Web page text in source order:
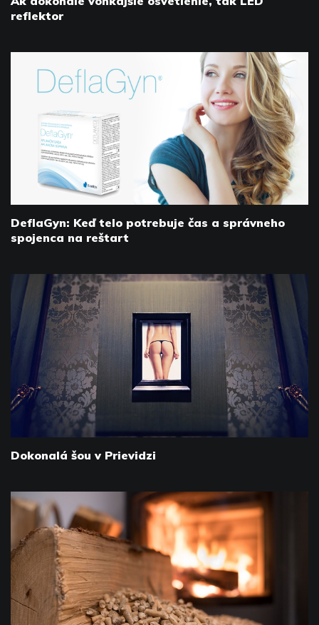
reflektor
DeflaGyn: Keď telo potrebuje čas a správneho
spojenca na reštart
Dokonalá šou v Prievidzi